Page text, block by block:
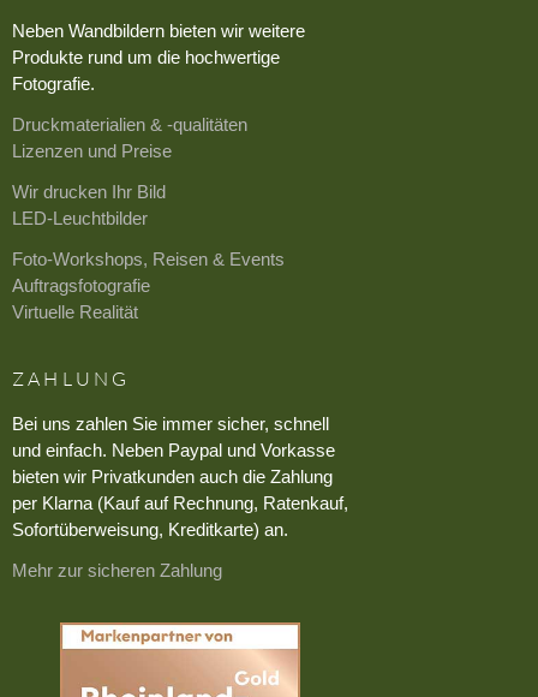
Neben Wandbildern bieten wir weitere
Produkte rund um die hochwertige
Fotografie.
Druckmaterialien & -qualitäten
Lizenzen und Preise
Wir drucken Ihr Bild
LED-Leuchtbilder
Foto-Workshops, Reisen & Events
Auftragsfotografie
Virtuelle Realität
ZAHLUNG
Bei uns zahlen Sie immer sicher, schnell
und einfach. Neben Paypal und Vorkasse
bieten wir Privatkunden auch die Zahlung
per Klarna (Kauf auf Rechnung, Ratenkauf,
Sofortüberweisung, Kreditkarte) an.
Mehr zur sicheren Zahlung